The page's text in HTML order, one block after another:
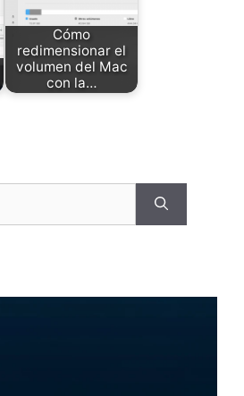
Cómo
redimensionar el
volumen del Mac
con la…